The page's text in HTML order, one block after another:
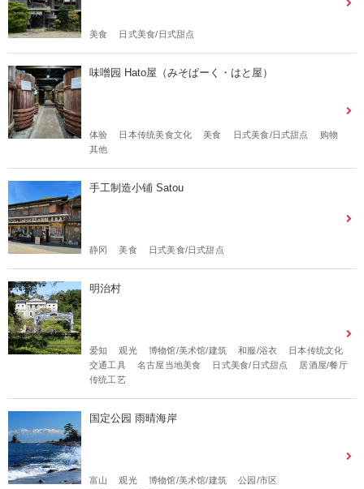
美食 日式美食/日式甜点
味噌园 Hato屋（みそぱーく・はと屋）
体验 日本传统美食文化 美食 日式美食/日式甜点
购物
其他
手工制造小铺 Satou
静冈 美食 日式美食/日式甜点
明治村
爱知 观光 博物馆/美术馆/建筑 和服/浴衣
日本传统文化
交通工具
名古屋当地美食 日式美食/日式甜点
居酒屋/餐厅
传统工艺
国定公园 雨晴海岸
富山 观光 博物馆/美术馆/建筑
公园/市区